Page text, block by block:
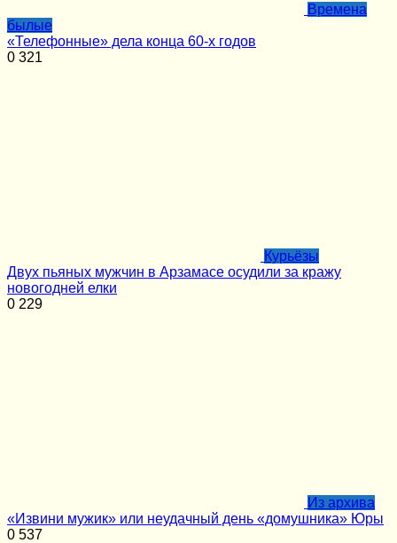
Времена
былые
«Телефонные» дела конца 60-х годов
0 321
Курьёзы
Двух пьяных мужчин в Арзамасе осудили за кражу
новогодней елки
0 229
Из архива
«Извини мужик» или неудачный день «домушника» Юры
0 537